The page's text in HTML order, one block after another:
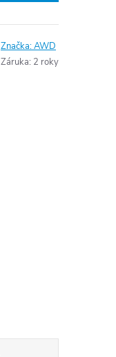
Značka:AWD
Záruka: 2 roky